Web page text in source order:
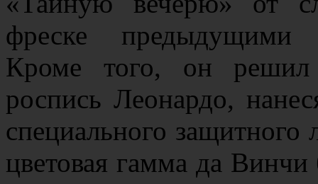
фреске предыдущими
Кроме того, он решил
роспись Леонардо,
специального защитного
цветовая гамма да Винчи